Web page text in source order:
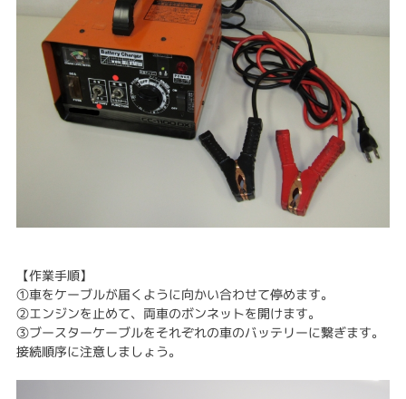
【作業手順】
①車をケーブルが届くように向かい合わせて停めます。
②エンジンを止めて、両車のボンネットを開けます。
③ブースターケーブルをそれぞれの車のバッテリーに繋ぎます。
接続順序に注意しましょう。